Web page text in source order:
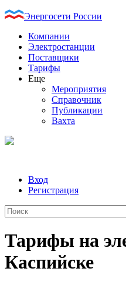
Энергосети России
Компании
Электростанции
Поставщики
Тарифы
Еще
Мероприятия
Справочник
Публикации
Вахта
Вход
Регистрация
Тарифы на
Каспийске